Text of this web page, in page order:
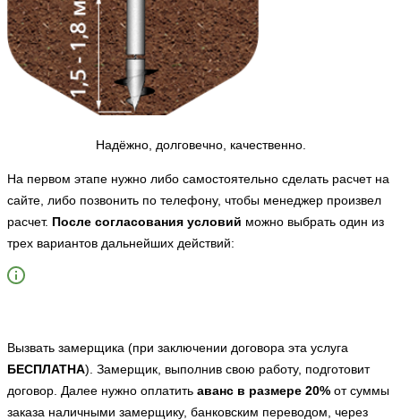
Надёжно, долговечно, качественно.
На первом этапе нужно либо самостоятельно сделать расчет на
сайте, либо позвонить по телефону, чтобы менеджер произвел
расчет. После согласования условий можно выбрать один из
трех вариантов дальнейших действий:
Вызвать замерщика (при заключении договора эта услуга
БЕСПЛАТНА). Замерщик, выполнив свою работу, подготовит
договор. Далее нужно оплатить аванс в размере 20% от суммы
заказа наличными замерщику, банковским переводом, через